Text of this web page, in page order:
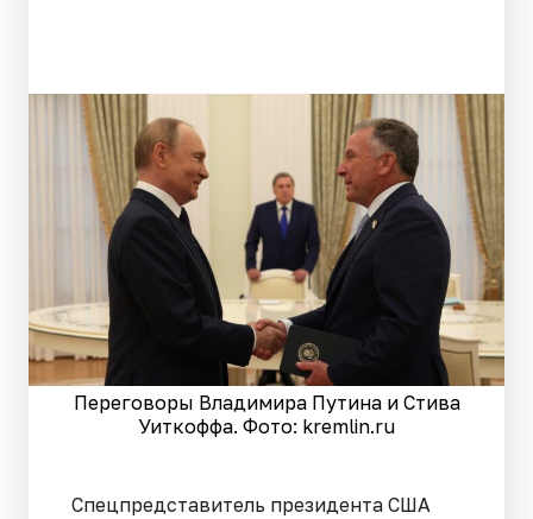
Переговоры Владимира Путина и Стива
Уиткоффа. Фото: kremlin.ru
Спецпредставитель президента США